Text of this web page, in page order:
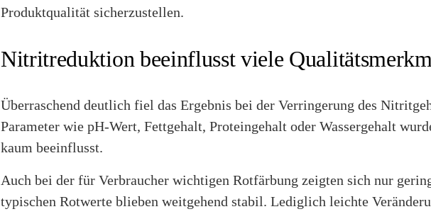
Produktqualität sicherzustellen.
Nitritreduktion beeinflusst viele
Überraschend deutlich fiel das Ergebnis bei der Verringerung des
Parameter wie pH-Wert, Fettgehalt, Proteingehalt oder Wassergehalt
kaum beeinflusst.
Auch bei der für Verbraucher wichtigen Rotfärbung zeigten sich nur
typischen Rotwerte blieben weitgehend stabil. Lediglich leichte